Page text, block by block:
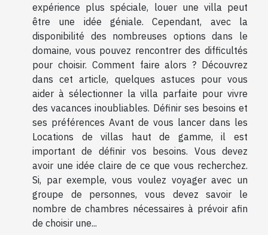
expérience plus spéciale, louer une villa peut
être une idée géniale. Cependant, avec la
disponibilité des nombreuses options dans le
domaine, vous pouvez rencontrer des difficultés
pour choisir. Comment faire alors ? Découvrez
dans cet article, quelques astuces pour vous
aider à sélectionner la villa parfaite pour vivre
des vacances inoubliables. Définir ses besoins et
ses préférences Avant de vous lancer dans les
Locations de villas haut de gamme, il est
important de définir vos besoins. Vous devez
avoir une idée claire de ce que vous recherchez.
Si, par exemple, vous voulez voyager avec un
groupe de personnes, vous devez savoir le
nombre de chambres nécessaires à prévoir afin
de choisir une...